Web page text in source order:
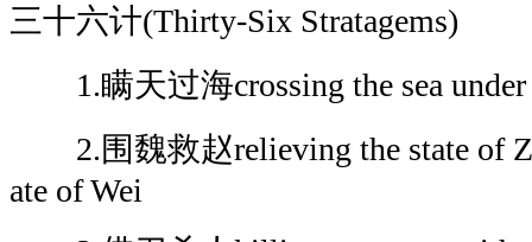
三十六计(Thirty-Six Stratagems)
1.瞒天过海crossing the sea under
2.围魏救赵relieving the state of
ate of Wei